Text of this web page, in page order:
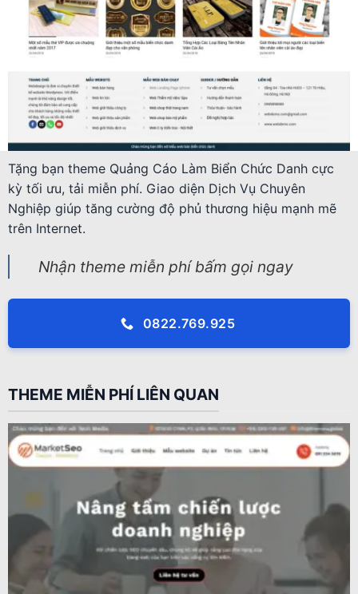
Tặng bạn theme Quảng Cáo Làm Biển Chức Danh cực
kỳ tối ưu, tải miễn phí. Giao diện Dịch Vụ Chuyên
Nghiệp giúp tăng cường độ phủ thương hiệu mạnh mẽ
trên Internet.
Nhận theme miễn phí bấm gọi ngay
0822.769.925
THEME MIỄN PHÍ LIÊN QUAN